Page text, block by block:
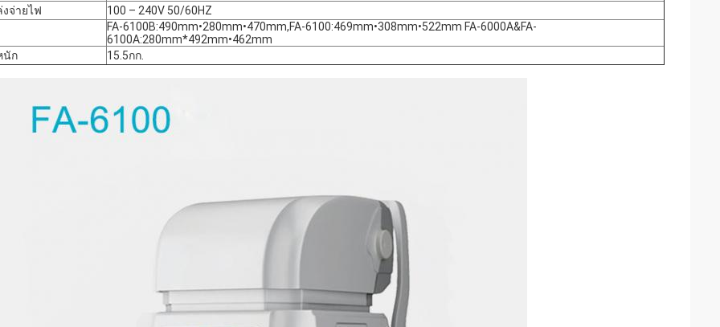
จ่ายไฟ
100 – 240V 50/60HZ
FA-6100B:490mm•280mm•470mm,FA-6100:469mm•308mm•522mm FA-6000A&FA-
6100A:280mm*492mm•462mm
นัก
15.5กก.